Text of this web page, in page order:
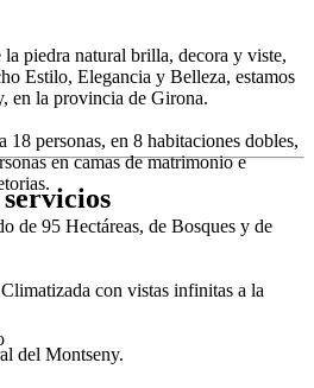
la piedra natural brilla, decora y viste,
Estilo, Elegancia y Belleza, estamos
en la provincia de Girona.
18 personas, en 8 habitaciones dobles,
en camas de matrimonio e
de 95 Hectáreas, de Bosques y de
con vistas infinitas a la
del Montseny.